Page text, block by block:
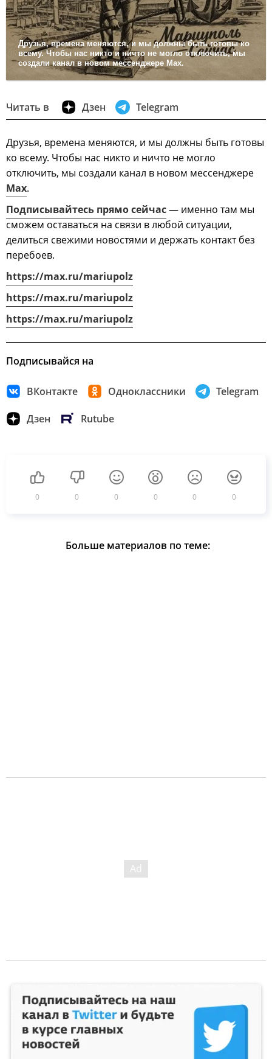
Друзья, времена меняются, и мы должны быть готовы ко
всему. Чтобы нас никто и ничто не могло отключить, мы
создали канал в новом мессенджере Max.
Читать в Дзен Telegram
Друзья, времена меняются, и мы должны быть готовы
ко всему. Чтобы нас никто и ничто не могло
отключить, мы создали канал в новом мессенджере
Max.
Подписывайтесь прямо сейчас— именно там мы
сможем оставаться на связи в любой ситуации,
делиться свежими новостями и держать контакт без
перебоев.
https://max.ru/mariupolz
https://max.ru/mariupolz
https://max.ru/mariupolz
Подписывайся на
ВКонтакте Одноклассники Telegram
Дзен Rutube
0 0 0 0 0 0
Больше материалов по теме: